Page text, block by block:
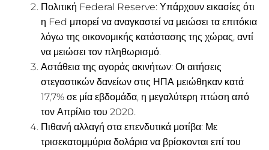
Πολιτική Federal Reserve: Υπάρχουν εικασίες ότι
η Fed μπορεί να αναγκαστεί να μειώσει τα επιτόκια
λόγω της οικονομικής κατάστασης της χώρας, αντί
να μειώσει τον πληθωρισμό.
Αστάθεια της αγοράς ακινήτων: Οι αιτήσεις
στεγαστικών δανείων στις ΗΠΑ μειώθηκαν κατά
17,7% σε μία εβδομάδα, η μεγαλύτερη πτώση από
τον Απρίλιο του 2020.
Πιθανή αλλαγή στα επενδυτικά μοτίβα: Με
τρισεκατομμύρια δολάρια να βρίσκονται επί του